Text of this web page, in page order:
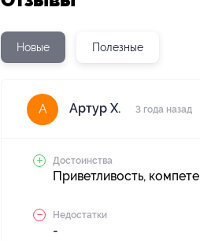
Новые Полезные
А Артур Х. 3 года назад
Достоинства
Приветливость,
Недостатки
-